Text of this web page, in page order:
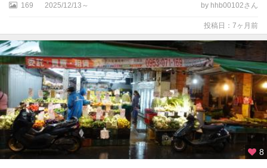
169 2025/12/13～ by hhb00102さん
投稿日：7ヶ月前
8